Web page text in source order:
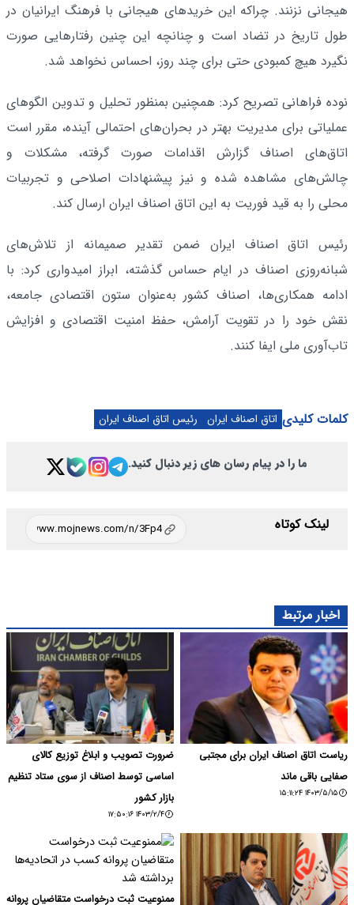
هیجانی نزنند. چراکه این خریدهای هیجانی با فرهنگ ایرانیان در
طول تاریخ در تضاد است و چنانچه این چنین رفتارهایی صورت
نگیرد هیچ کمبودی حتی برای چند روز، احساس نخواهد شد.
نوده فراهانی تصریح کرد: همچنین بمنظور تحلیل و تدوین الگوهای
عملیاتی برای مدیریت بهتر در بحران‌های احتمالی آینده، مقرر است
اتاق‌های اصناف گزارش‌ اقدامات صورت گرفته، مشکلات و
چالش‌های مشاهده شده و نیز پیشنهادات اصلاحی و تجربیات
محلی را به قید فوریت به این اتاق اصناف ایران ارسال کند.
رئیس اتاق اصناف ایران ضمن تقدیر صمیمانه از تلاش‌های
شبانه‌روزی اصناف در ایام حساس گذشته، ابراز امیدواری کرد: با
ادامه همکاری‌ها، اصناف کشور به‌عنوان ستون اقتصادی جامعه،
نقش خود را در تقویت آرامش، حفظ امنیت اقتصادی و افزایش
تاب‌آوری ملی ایفا کنند.
کلمات کلیدی اتاق اصناف ایران رئیس اتاق اصناف ایران
ما را در پیام رسان های زیر دنبال کنید.
لینک کوتاه
اخبار مرتبط
ریاست اتاق اصناف ایران برای مجتبی
صفایی باقی ماند
۱۴۰۳/۵/۱۵ ۱۵:۱۱:۲۴
ضرورت تصویب و ابلاغ توزیع کالای
اساسی توسط اصناف از سوی ستاد تنظیم
بازار کشور
۱۴۰۳/۲/۴ ۱۷:۵۰:۱۶
ممنوعیت ثبت درخواست متقاضیان پروانه